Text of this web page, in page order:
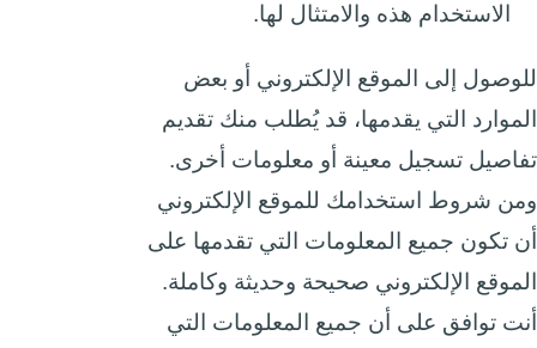
الاستخدام هذه والامتثال لها.
للوصول إلى الموقع الإلكتروني أو بعض
الموارد التي يقدمها، قد يُطلب منك تقديم
تفاصيل تسجيل معينة أو معلومات أخرى.
ومن شروط استخدامك للموقع الإلكتروني
أن تكون جميع المعلومات التي تقدمها على
الموقع الإلكتروني صحيحة وحديثة وكاملة.
أنت توافق على أن جميع المعلومات التي